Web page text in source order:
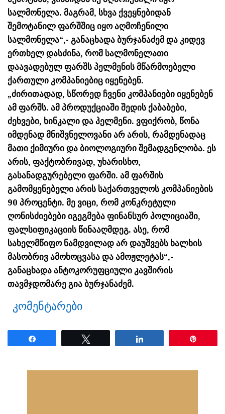
სალმონელა. მაგრამ, სხვა ქვეყნებიდან
შემოტანილ ფარშშიც იყო აღმოჩენილი
სალმონელა“,- განაცხადა ბურჯანაძემ და კიდევ
ერთხელ დასძინა, რომ სალმონელათი
დაავადებულ ფარშს პელმენის მწარმოებელი
ქართული კომპანიებიც იყენებენ.
„ძირითადად, სწორედ ჩვენი კომპანიები იყენებენ
ამ ფარშს. ამ პროდუქციაში შედის ქაბაბები,
ძეხვები, ხინკალი და პელმენი. ვფიქრობ, წონა
იმდენად მნიშვნელოვანი არ არის, რამდენადაც
მათი ქიმიური და ბიოლოგიური შემადგენლობა. ეს
არის, ფაქტობრივად, უხარისხო,
გასანადგურებელი ფარში. ამ ფარშის
გამომყენებელი არის საქართველოს კომპანიების
90 პროცენტი. მე ვიცი, რომ კონკრეტული
ღონისძიებები იგეგმება ფინანსურ პოლიციაში,
ფალსიფიკაციის წინააღმდეგ. ასე, რომ
სახელმწიფო ნამდვილად არ დაუშვებს ხალხის
მასობრივ ამოხოცვასა და ამოჟლეტას“,-
განაცხადა ანტოკორუფციული კავშირის
თავმჯდომარე გია ბურჯანაძემ.
კომენტარები